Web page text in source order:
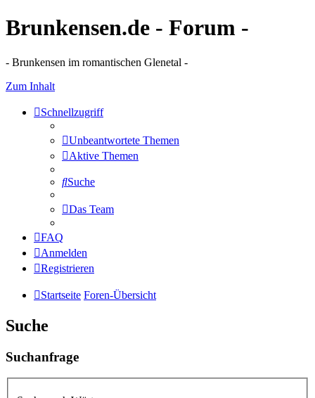
Brunkensen.de - Forum -
- Brunkensen im romantischen Glenetal -
Zum Inhalt
Schnellzugriff
Unbeantwortete Themen
Aktive Themen
Suche
Das Team
FAQ
Anmelden
Registrieren
Startseite Foren-Übersicht
Suche
Suchanfrage